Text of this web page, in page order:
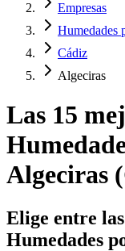
Empresas
Humedades
Cádiz
Algeciras
Las 15
Algeciras (
Elige entre
Humedades